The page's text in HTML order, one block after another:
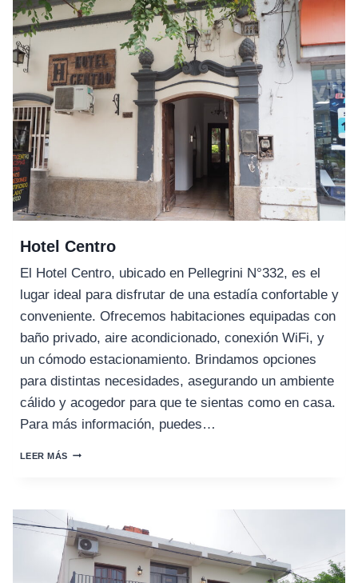
Hotel Centro
El Hotel Centro, ubicado en Pellegrini N°332, es el
lugar ideal para disfrutar de una estadía confortable y
conveniente. Ofrecemos habitaciones equipadas con
baño privado, aire acondicionado, conexión WiFi, y
un cómodo estacionamiento. Brindamos opciones
para distintas necesidades, asegurando un ambiente
cálido y acogedor para que te sientas como en casa.
Para más información, puedes…
LEER MÁSHOTEL